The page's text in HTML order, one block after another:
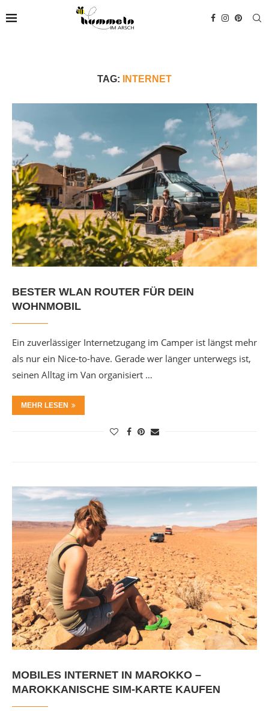
TAG: INTERNET
BESTER WLAN ROUTER FÜR DEIN
WOHNMOBIL
Ein zuverlässiger Internetzugang im Camper ist längst mehr
als nur ein Nice-to-have. Gerade wer länger unterwegs ist,
seinen Alltag im Van organisiert …
MEHR LESEN
MOBILES INTERNET IN MAROKKO –
MAROKKANISCHE SIM-KARTE KAUFEN